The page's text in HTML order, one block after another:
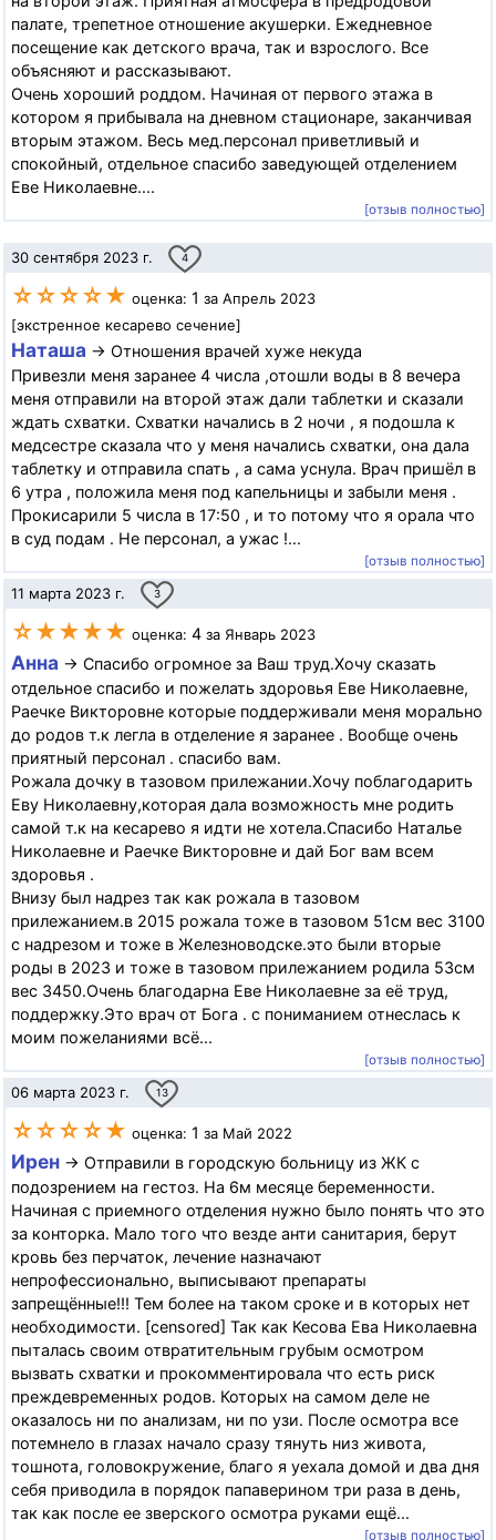
палате, трепетное отношение акушерки. Ежедневное
посещение как детского врача, так и взрослого. Все
объясняют и рассказывают.
Очень хороший роддом. Начиная от первого этажа в
котором я прибывала на дневном стационаре, заканчивая
вторым этажом. Весь мед.персонал приветливый и
спокойный, отдельное спасибо заведующей отделением
Еве Николаевне....
[отзыв полностью]
30 сентября 2023 г. 4
☆☆☆☆★ оценка: 1 за Апрель 2023
[экстренное кесарево сечение]
Наташа → Отношения врачей хуже некуда
Привезли меня заранее 4 числа ,отошли воды в 8 вечера
меня отправили на второй этаж дали таблетки и сказали
ждать схватки. Схватки начались в 2 ночи , я подошла к
медсестре сказала что у меня начались схватки, она дала
таблетку и отправила спать , а сама уснула. Врач пришёл в
6 утра , положила меня под капельницы и забыли меня .
Прокисарили 5 числа в 17:50 , и то потому что я орала что
в суд подам . Не персонал, а ужас !...
[отзыв полностью]
11 марта 2023 г. 3
☆★★★★ оценка: 4 за Январь 2023
Анна → Спасибо огромное за Ваш труд.Хочу сказать
отдельное спасибо и пожелать здоровья Еве Николаевне,
Раечке Викторовне которые поддерживали меня морально
до родов т.к легла в отделение я заранее . Вообще очень
приятный персонал . спасибо вам.
Рожала дочку в тазовом прилежании.Хочу поблагодарить
Еву Николаевну,которая дала возможность мне родить
самой т.к на кесарево я идти не хотела.Спасибо Наталье
Николаевне и Раечке Викторовне и дай Бог вам всем
здоровья .
Внизу был надрез так как рожала в тазовом
прилежанием.в 2015 рожала тоже в тазовом 51см вес 3100
с надрезом и тоже в Железноводске.это были вторые
роды в 2023 и тоже в тазовом прилежанием родила 53см
вес 3450.Очень благодарна Еве Николаевне за её труд,
поддержку.Это врач от Бога . с пониманием отнеслась к
моим пожеланиями всё...
[отзыв полностью]
06 марта 2023 г. 13
☆☆☆☆★ оценка: 1 за Май 2022
Ирен → Отправили в городскую больницу из ЖК с
подозрением на гестоз. На 6м месяце беременности.
Начиная с приемного отделения нужно было понять что это
за конторка. Мало того что везде анти санитария, берут
кровь без перчаток, лечение назначают
непрофессионально, выписывают препараты
запрещённые!!! Тем более на таком сроке и в которых нет
необходимости. [censored] Так как Кесова Ева Николаевна
пыталась своим отвратительным грубым осмотром
вызвать схватки и прокомментировала что есть риск
преждевременных родов. Которых на самом деле не
оказалось ни по анализам, ни по узи. После осмотра все
потемнело в глазах начало сразу тянуть низ живота,
тошнота, головокружение, благо я уехала домой и два дня
себя приводила в порядок папаверином три раза в день,
так как после ее зверского осмотра руками ещё...
[отзыв полностью]